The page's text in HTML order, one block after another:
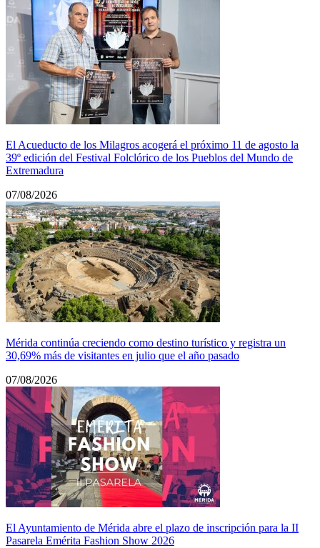
El Acueducto de los Milagros acogerá el próximo 11 de agosto la
39º edición del Festival Folclórico de los Pueblos del Mundo de
Extremadura
07/08/2026
Mérida continúa creciendo como destino turístico y registra un
30,69% más de visitantes en julio que el año pasado
07/08/2026
El Ayuntamiento de Mérida abre el plazo de inscripción para la II
Pasarela Emérita Fashion Show 2026